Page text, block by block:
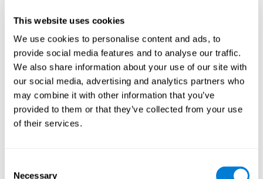
This website uses cookies
We use cookies to personalise content and ads, to
provide social media features and to analyse our traffic.
We also share information about your use of our site with
our social media, advertising and analytics partners who
may combine it with other information that you’ve
provided to them or that they’ve collected from your use
of their services.
Necessary
reacção. Melhorar esta habilidade cognitiva ajuda-nos a ser
mais ágeis e eficazes no momento de responder aos
estímulos e situações. Por exemplo, quando nos perguntam
numa entrevista e devemos responder rapidamente e bem.
Coordenação olho-mão:Este jogo mental foi desenhado para
que tenhamos que levar a personagem onde estão os
objectivos, evitando os obstáculos. Ao practicar estes
exercícios, estamos a estimular a nossa coordenação óculo-
motora. Melhorar esta habilidade pode ajudar-nos a ser